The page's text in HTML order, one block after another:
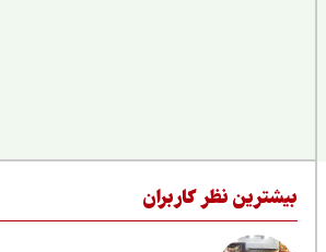
نظر کاربران